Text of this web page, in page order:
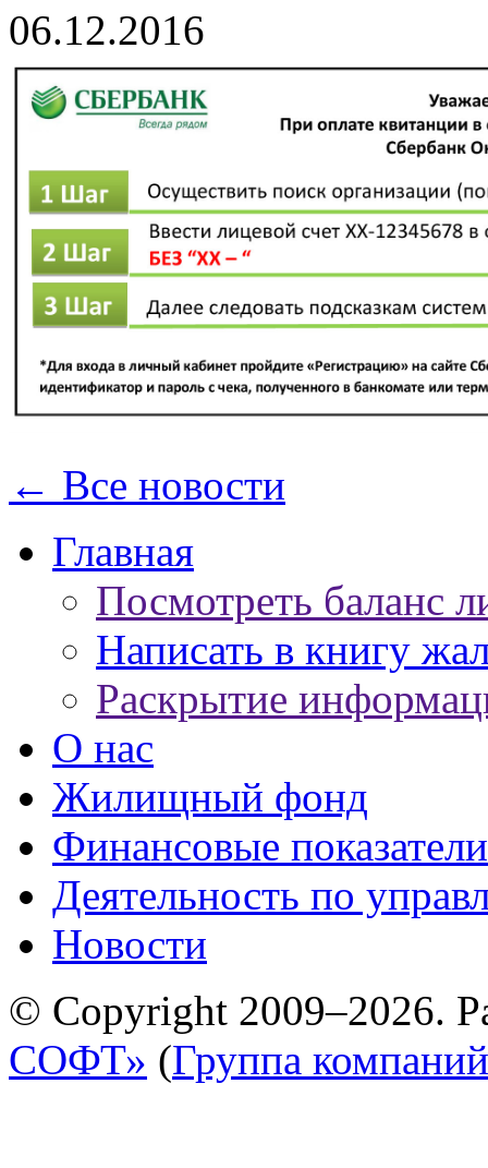
06.12.2016
← Все новости
Главная
Посмотреть баланс
Написать в книгу
Раскрытие
О нас
Жилищный фонд
Финансовые показатели
Деятельность по
Новости
© Copyright 2009–2026.
СОФТ» (Группа